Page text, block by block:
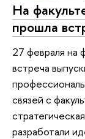
На
прошла
27 февраля на
встреча
связей с
разработали